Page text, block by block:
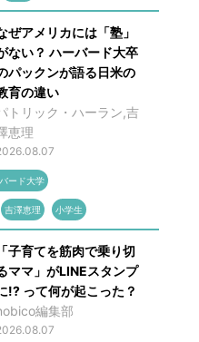
ぜアメリカには「塾」
ない？ ハーバード大卒
パックンが語る日米の
育の違い
トリック・ハーラン,吉
恵理
ード大学
吉澤恵理 小学生
「子育てを筋肉で乗り切
ママ」がLINEスタンプ
!? って何が起こった？
編集部